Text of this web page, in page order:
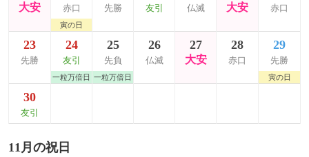
大安 赤口
寅の日
先勝 友引 仏滅 大安 赤口
23
先勝
24
友引
一粒万倍日
25
先負
一粒万倍日
26
仏滅
27
大安
28
赤口
29
先勝
寅の日
30
友引
11月の祝日